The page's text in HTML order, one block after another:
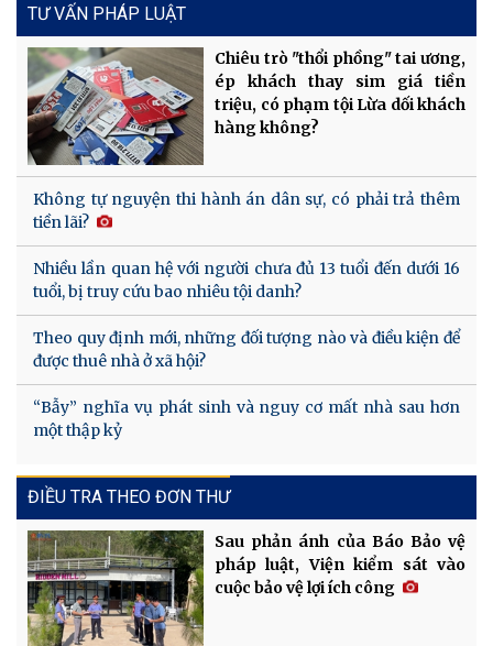
TƯ VẤN PHÁP LUẬT
Chiêu trò "thổi phồng" tai ương,
ép khách thay sim giá tiền
triệu, có phạm tội Lừa dối khách
hàng không?
Không tự nguyện thi hành án dân sự, có phải trả thêm
tiền lãi?
Nhiều lần quan hệ với người chưa đủ 13 tuổi đến dưới 16
tuổi, bị truy cứu bao nhiêu tội danh?
Theo quy định mới, những đối tượng nào và điều kiện để
được thuê nhà ở xã hội?
“Bẫy” nghĩa vụ phát sinh và nguy cơ mất nhà sau hơn
một thập kỷ
ĐIỀU TRA THEO ĐƠN THƯ
Sau phản ánh của Báo Bảo vệ
pháp luật, Viện kiểm sát vào
cuộc bảo vệ lợi ích công